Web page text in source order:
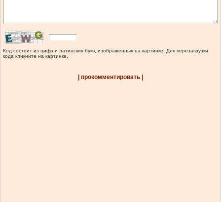
Код состоит из цифр и латинских букв, изображенных на картинке. Для перезагрузки
кода кликните на картинке.
| прокомментировать |